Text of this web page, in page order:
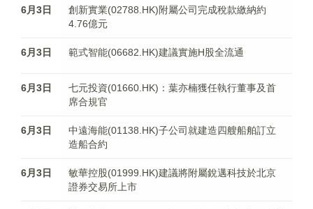
6月3日
創新實業(02788.HK)附屬公司完成稅款繳納約
4.76億元
6月3日 範式智能(06682.HK)建議實施H股全流通
6月3日
七元投資(01660.HK)：葉亦楠獲任執行董事及首
席合規官
6月3日
中遠海能(01138.HK)子公司就建造四艘船舶訂立
造船合約
6月3日
敏華控股(01999.HK)建議將附屬銳邁科技於北京
證券交易所上市